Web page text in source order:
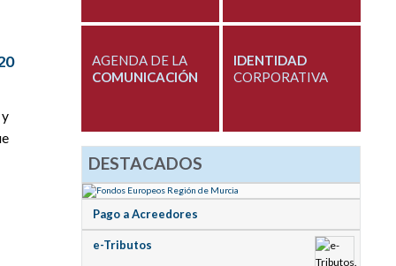
AGENDA DE LA
COMUNICACIÓN
IDENTIDAD
CORPORATIVA
DESTACADOS
Pago a Acreedores
e-Tributos